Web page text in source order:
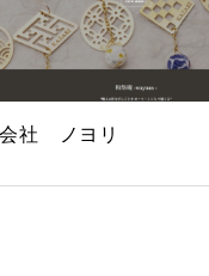
社 ノヨリ